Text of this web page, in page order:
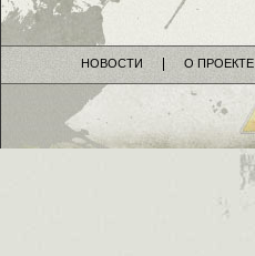
НОВОСТИ О ПРОЕКТЕ